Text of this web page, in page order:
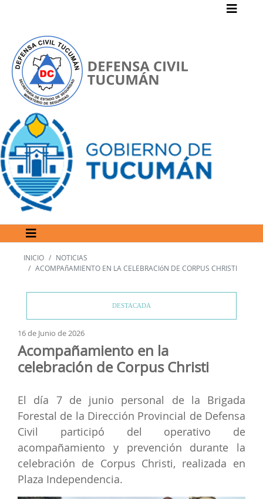
INICIO
NOTICIAS
ACOMPAñAMIENTO EN LA CELEBRACIóN DE CORPUS CHRISTI
DESTACADA
16 de Junio de 2026
Acompañamiento en la
celebración de Corpus Christi
El día 7 de junio personal de la Brigada
Forestal de la Dirección Provincial de Defensa
Civil participó del operativo de
acompañamiento y prevención durante la
celebración de Corpus Christi, realizada en
Plaza Independencia.